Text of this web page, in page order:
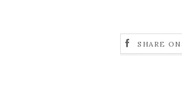
SHARE